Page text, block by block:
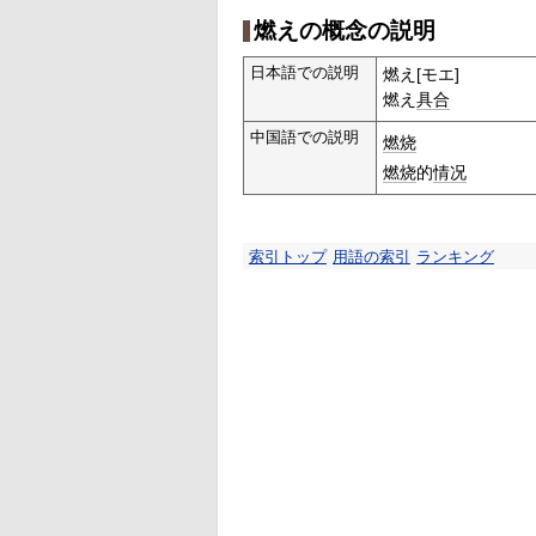
燃えの概念の説明
日本語での説明
燃え[モエ]
燃え 具合
中国語での説明
燃烧
燃烧的情况
索引トップ 用語の索引 ランキング